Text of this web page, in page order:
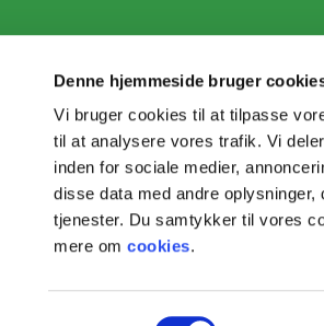
Denne hjemmeside bruger
Vi bruger cookies til at tilpasse
til at analysere vores trafik. Vi
inden for sociale medier,
disse data med andre
tjenester. Du samtykker til vores
mere omcookies.
Samtykkevalg
Persondatapolitik